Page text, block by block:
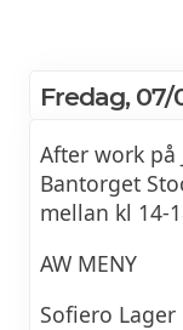
Fredag, 07/
After work på
Bantorget
mellan kl 14-
AW MENY
Sofiero Lager